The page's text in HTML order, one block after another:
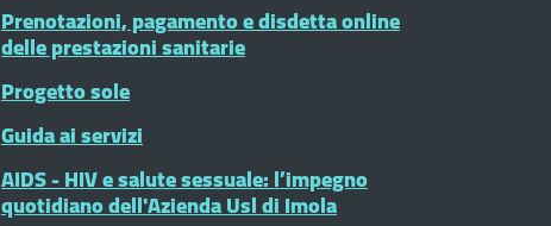
Prenotazioni, pagamento e disdetta online
delle prestazioni sanitarie
Progetto sole
Guida ai servizi
AIDS - HIV e salute sessuale: l’impegno
quotidiano dell'Azienda Usl di Imola